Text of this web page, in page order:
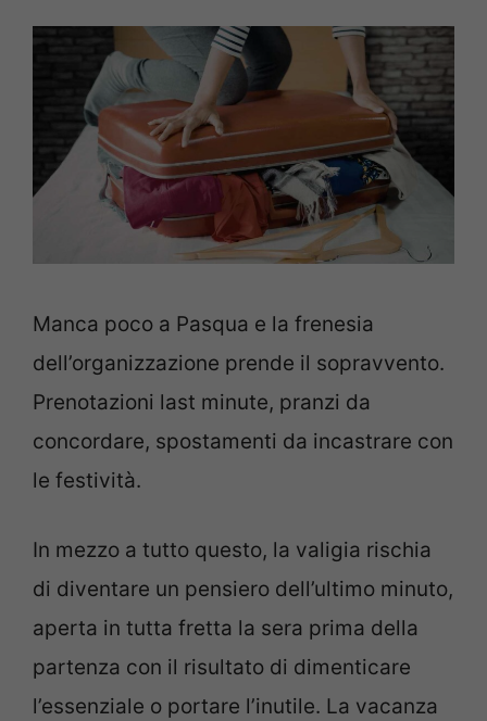
Manca poco a Pasqua e la frenesia
dell’organizzazione prende il sopravvento.
Prenotazioni last minute, pranzi da
concordare, spostamenti da incastrare con
le festività.
In mezzo a tutto questo, la valigia rischia
di diventare un pensiero dell’ultimo minuto,
aperta in tutta fretta la sera prima della
partenza con il risultato di dimenticare
l’essenziale o portare l’inutile. La vacanza